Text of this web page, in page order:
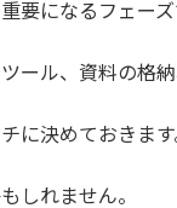
要になるフェーズ
ール、資料の格納
に決めておきます
しれません。